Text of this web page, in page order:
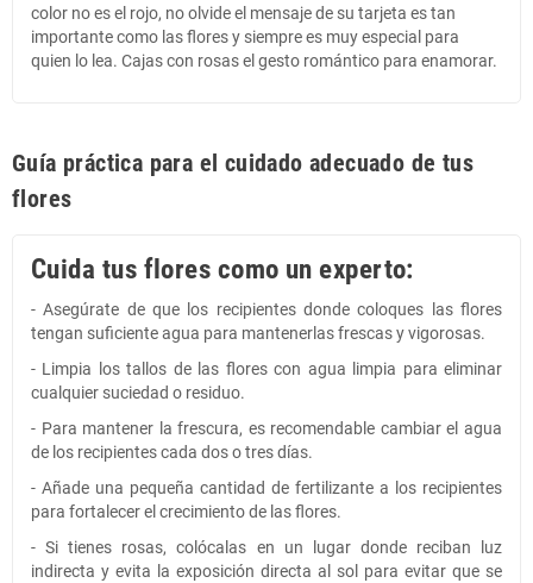
color no es el rojo, no olvide el mensaje de su tarjeta es tan
importante como las flores y siempre es muy especial para
quien lo lea. Cajas con rosas el gesto romántico para enamorar.
Guía práctica para el cuidado adecuado de tus
flores
Cuida tus flores como un experto:
- Asegúrate de que los recipientes donde coloques las flores
tengan suficiente agua para mantenerlas frescas y vigorosas.
- Limpia los tallos de las flores con agua limpia para eliminar
cualquier suciedad o residuo.
- Para mantener la frescura, es recomendable cambiar el agua
de los recipientes cada dos o tres días.
- Añade una pequeña cantidad de fertilizante a los recipientes
para fortalecer el crecimiento de las flores.
- Si tienes rosas, colócalas en un lugar donde reciban luz
indirecta y evita la exposición directa al sol para evitar que se